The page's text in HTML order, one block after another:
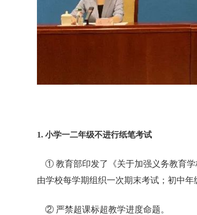
1. 小学一二年级不进行纸笔考试
① 教育部印发了《关于加强义务教育学
由学校每学期组织一次期末考试； 初中年
② 严禁超课标超教学进度命题。